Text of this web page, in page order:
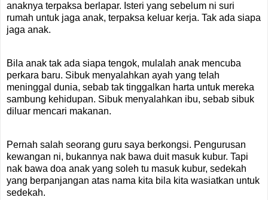
anaknya terpaksa berlapar. Isteri yang sebelum ni suri
rumah untuk jaga anak, terpaksa keluar kerja. Tak ada siapa
jaga anak.
Bila anak tak ada siapa tengok, mulalah anak mencuba
perkara baru. Sibuk menyalahkan ayah yang telah
meninggal dunia, sebab tak tinggalkan harta untuk mereka
sambung kehidupan. Sibuk menyalahkan ibu, sebab sibuk
diluar mencari makanan.
Pernah salah seorang guru saya berkongsi. Pengurusan
kewangan ni, bukannya nak bawa duit masuk kubur. Tapi
nak bawa doa anak yang soleh tu masuk kubur, sedekah
yang berpanjangan atas nama kita bila kita wasiatkan untuk
sedekah.